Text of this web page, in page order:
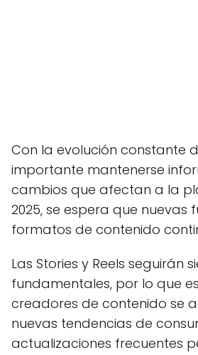
Con la evolución constante
importante mantenerse
cambios que afectan a la
2025, se espera que nuevas
formatos de contenido
Las Stories y Reels seguirán
fundamentales, por lo que
creadores de contenido se
nuevas tendencias de
actualizaciones frecuentes